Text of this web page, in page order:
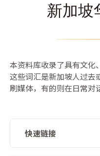
新加坡
本资料库收录了具有文化
这些词汇是新加坡人过去
刷媒体，有的则在日常对
快速链接